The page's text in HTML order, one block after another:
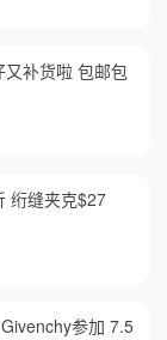
补货啦 包邮包
绗缝夹克$27
参加 7.5